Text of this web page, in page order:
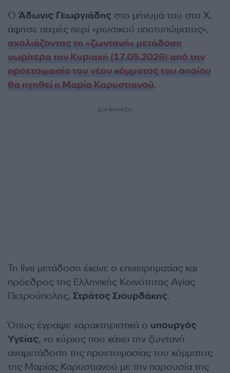
Ο Άδωνις Γεωργιάδης στο μήνυμά του στο Χ,
άφησε αιχμές περί «ρωσικού αποτυπώματος»,
σχολιάζοντας τη «ζωντανή» μετάδοση
νωρίτερα την Κυριακή (17.05.2026) από την
προετοιμασία του νέου κόμματος του οποίου
θα ηγηθεί η Μαρία Καρυστιανού.
ΔΙΑΦΗΜΙΣΗ
Τη live μετάδοση έκανε ο επιχειρηματίας και
πρόεδρος της Ελληνικής Κοινότητας Αγίας
Πετρούπολης, Στράτος Σιουρδάκης.
Όπως έγραψε χαρακτηριστικά ο υπουργός
Υγείας, «ο κύριος που κάνει την ζωντανή
αναμετάδοση της προετοιμασίας του κόμματος
της Μαρίας Καρυστιανού με την παρουσία της